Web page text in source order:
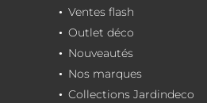
Ventes flash
Outlet déco
Nouveautés
Nos marques
Collections Jardindeco